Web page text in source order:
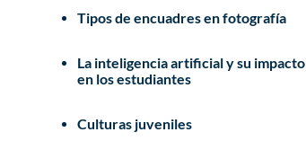
Tipos de encuadres en fotografía
La inteligencia artificial y su impacto
en los estudiantes
Culturas juveniles